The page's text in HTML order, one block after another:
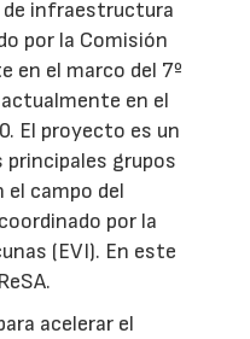
de infraestructura
por la Comisión
en el marco del 7º
en el
El proyecto es un
grupos
el campo del
por la
(EVI). En este
acelerar el